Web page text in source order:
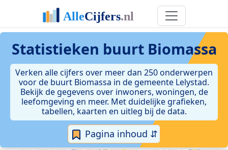
Statistieken buurt Biomassa
Verken alle cijfers over meer dan 250 onderwerpen
voor de buurt Biomassa in de gemeente Lelystad.
Bekijk de gegevens over inwoners, woningen, de
leefomgeving en meer. Met duidelijke grafieken,
tabellen, kaarten en uitleg bij de data.
Pagina inhoud ⇵